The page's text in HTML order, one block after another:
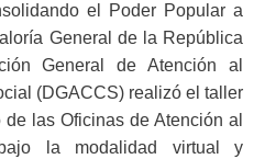
el Poder Popular a
General de la República
General de Atención al
(DGACCS) realizó el taller
las Oficinas de Atención al
la modalidad virtual y